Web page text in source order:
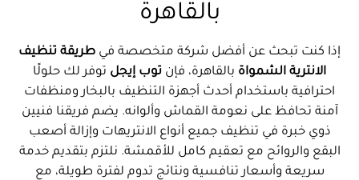
بالقاهرة
إذا كنت تبحث عن أفضل شركة متخصصة في طريقة تنظيف
الانترية الشمواة بالقاهرة، فإن توب إيجل توفر لك حلولًا
احترافية باستخدام أحدث أجهزة التنظيف بالبخار ومنظفات
آمنة تحافظ على نعومة القماش وألوانه. يضم فريقنا فنيين
ذوي خبرة في تنظيف جميع أنواع الانتريهات وإزالة أصعب
البقع والروائح مع تعقيم كامل للأقمشة. نلتزم بتقديم خدمة
سريعة وأسعار تنافسية ونتائج تدوم لفترة طويلة، مع